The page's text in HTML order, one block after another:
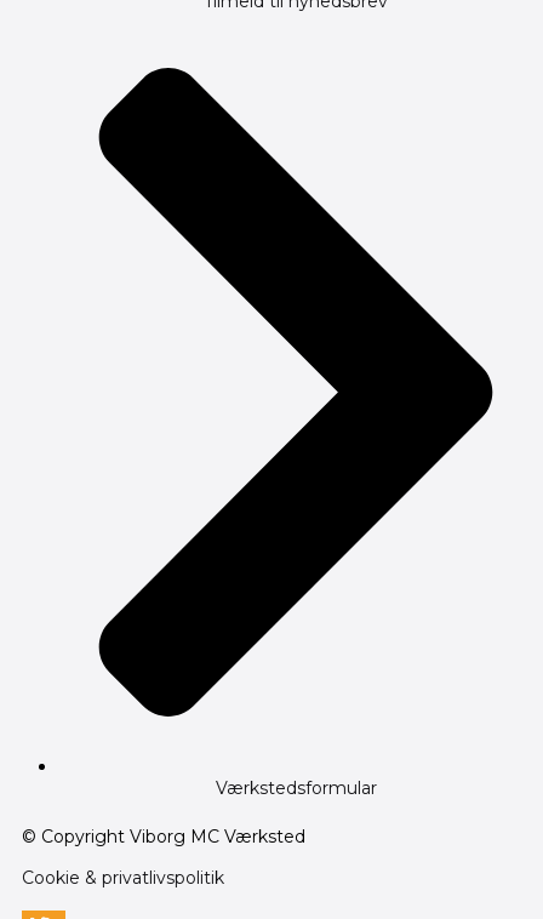
Værkstedsformular
© Copyright Viborg MC Værksted
Cookie & privatlivspolitik